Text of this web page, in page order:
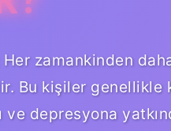
zamankinden
Bu kişiler
ve depresyona